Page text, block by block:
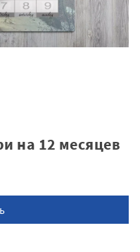
на 12 месяцев